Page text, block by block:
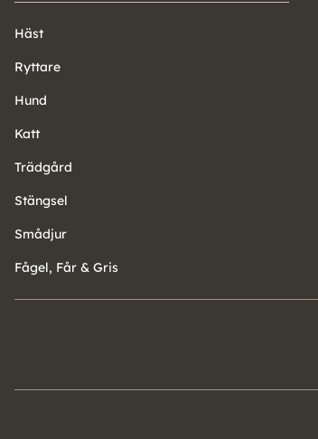
Häst
Ryttare
Hund
Katt
Trädgård
Stängsel
Smådjur
Fågel, Får & Gris